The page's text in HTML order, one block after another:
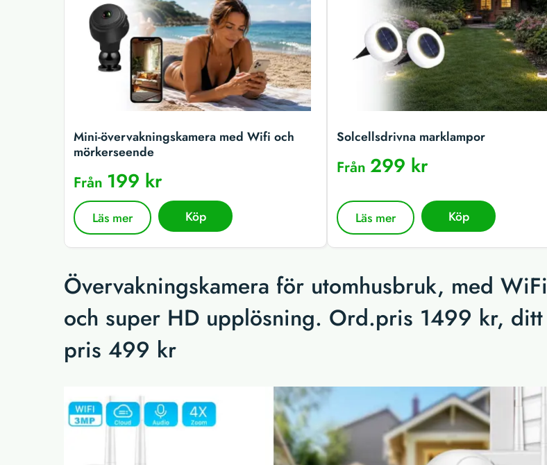
Mini-övervakningskamera med Wifi och
mörkerseende
Från 199 kr
Läs mer Köp
Solcellsdrivna marklampor
Från299 kr
Läs mer Köp
Övervakningskamera för utomhusbruk, med WiFi
och super HD upplösning. Ord.pris 1499 kr, ditt
pris 499 kr